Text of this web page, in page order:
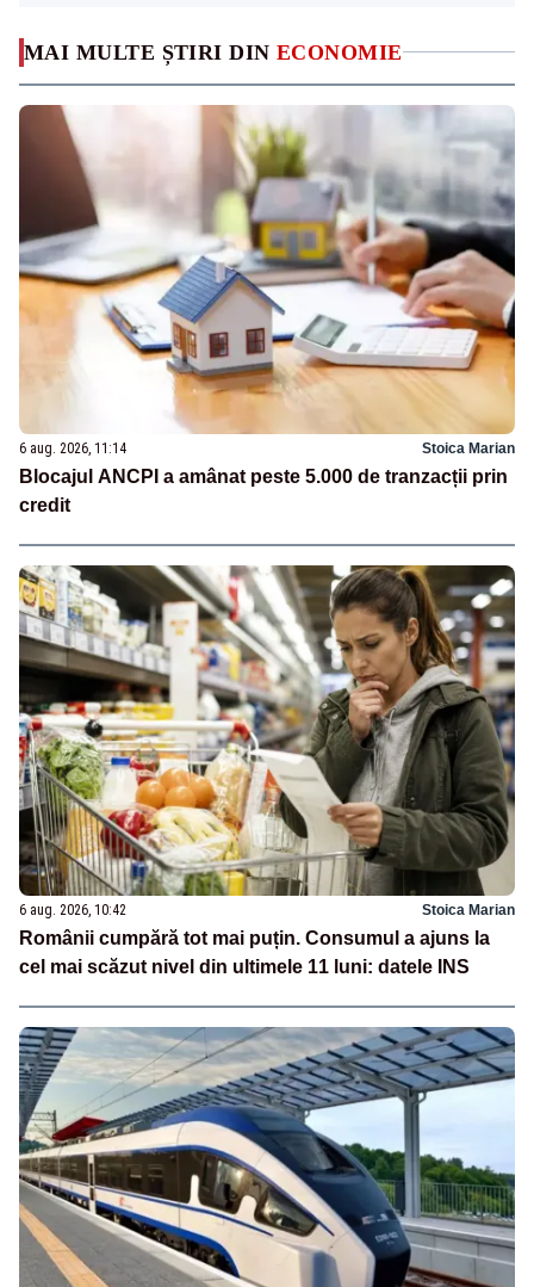
MAI MULTE ȘTIRI DIN ECONOMIE
6 aug. 2026, 11:14 Stoica Marian
Blocajul ANCPI a amânat peste 5.000 de tranzacții prin
credit
6 aug. 2026, 10:42 Stoica Marian
Românii cumpără tot mai puțin. Consumul a ajuns la
cel mai scăzut nivel din ultimele 11 luni: datele INS